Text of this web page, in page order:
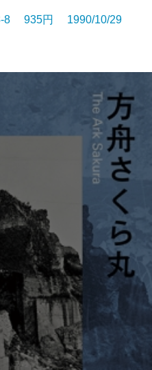
8 935円 1990/10/29